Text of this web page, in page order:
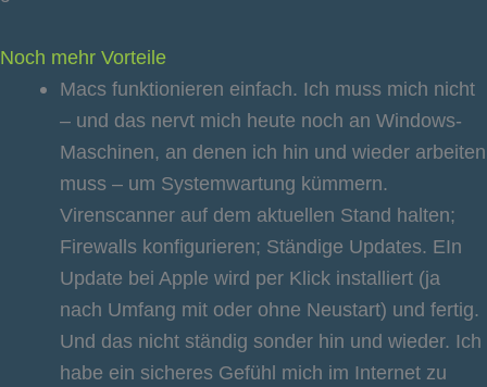
Noch mehr Vorteile
Macs funktionieren einfach. Ich muss mich nicht
– und das nervt mich heute noch an Windows-
Maschinen, an denen ich hin und wieder arbeiten
muss – um Systemwartung kümmern.
Virenscanner auf dem aktuellen Stand halten;
Firewalls konfigurieren; Ständige Updates. EIn
Update bei Apple wird per Klick installiert (ja
nach Umfang mit oder ohne Neustart) und fertig.
Und das nicht ständig sonder hin und wieder. Ich
habe ein sicheres Gefühl mich im Internet zu